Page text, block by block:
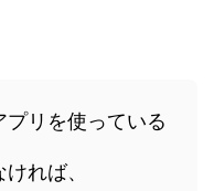
プリを使っている
れば、